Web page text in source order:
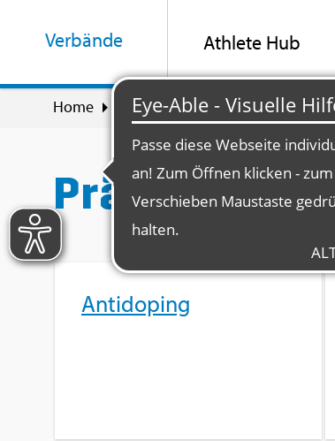
Ver­bän­de Ath­le­te Hub
Home Ver­bän­de Prä­ven­ti­on &
Prä­ven­ti­on
An­ti­do­ping